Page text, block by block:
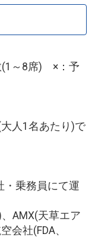
(1～8席) ×：予
人1名あたり)で
・乗務員にて運
AMX(天草エア
会社(FDA、